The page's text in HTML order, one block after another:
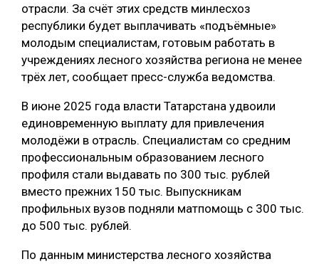
отрасли. За счёт этих средств минлесхоз
республики будет выплачивать «подъёмные»
молодым специалистам, готовым работать в
учреждениях лесного хозяйства региона не менее
трёх лет, сообщает пресс-служба ведомства.
В июне 2025 года власти Татарстана удвоили
единовременную выплату для привлечения
молодёжи в отрасль. Специалистам со средним
профессиональным образованием лесного
профиля стали выдавать по 300 тыс. рублей
вместо прежних 150 тыс. Выпускникам
профильных вузов подняли матпомощь с 300 тыс.
до 500 тыс. рублей.
По данным министерства лесного хозяйства